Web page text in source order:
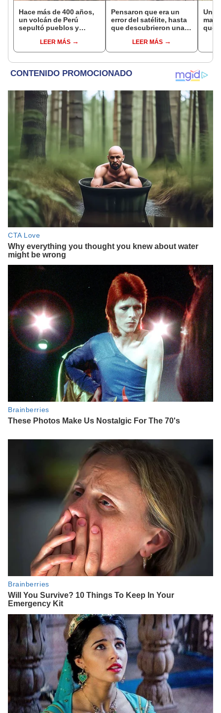
Hace más de 400 años,
un volcán de Perú
sepultó pueblos y
veranos más fríos de la
historia: sigue bajo
LEER MÁS
Pensaron que era un
error del satélite, hasta
que descubrieron una
sobre Bolivia.
LEER MÁS
Una
mar
que